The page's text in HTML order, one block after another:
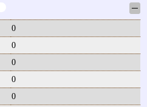
─
0
0
0
0
0